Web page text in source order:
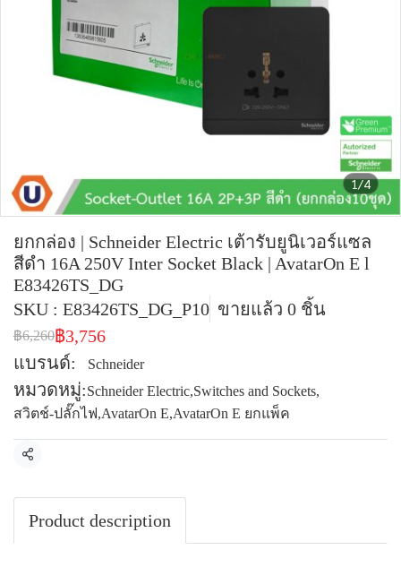
1/4
ยกกล่อง | Schneider Electric เต้ารับยูนิเวอร์แซล
สีดำ 16A 250V Inter Socket Black | AvatarOn E l
E83426TS_DG
SKU : E83426TS_DG_P10 ขายแล้ว 0 ชิ้น
฿6,260฿3,756
แบรนด์:
Schneider
หมวดหมู่:Schneider Electric,Switches and Sockets,
สวิตช์-ปลั๊กไฟ,AvatarOn E,AvatarOn E ยกแพ็ค
แชร์
Product description